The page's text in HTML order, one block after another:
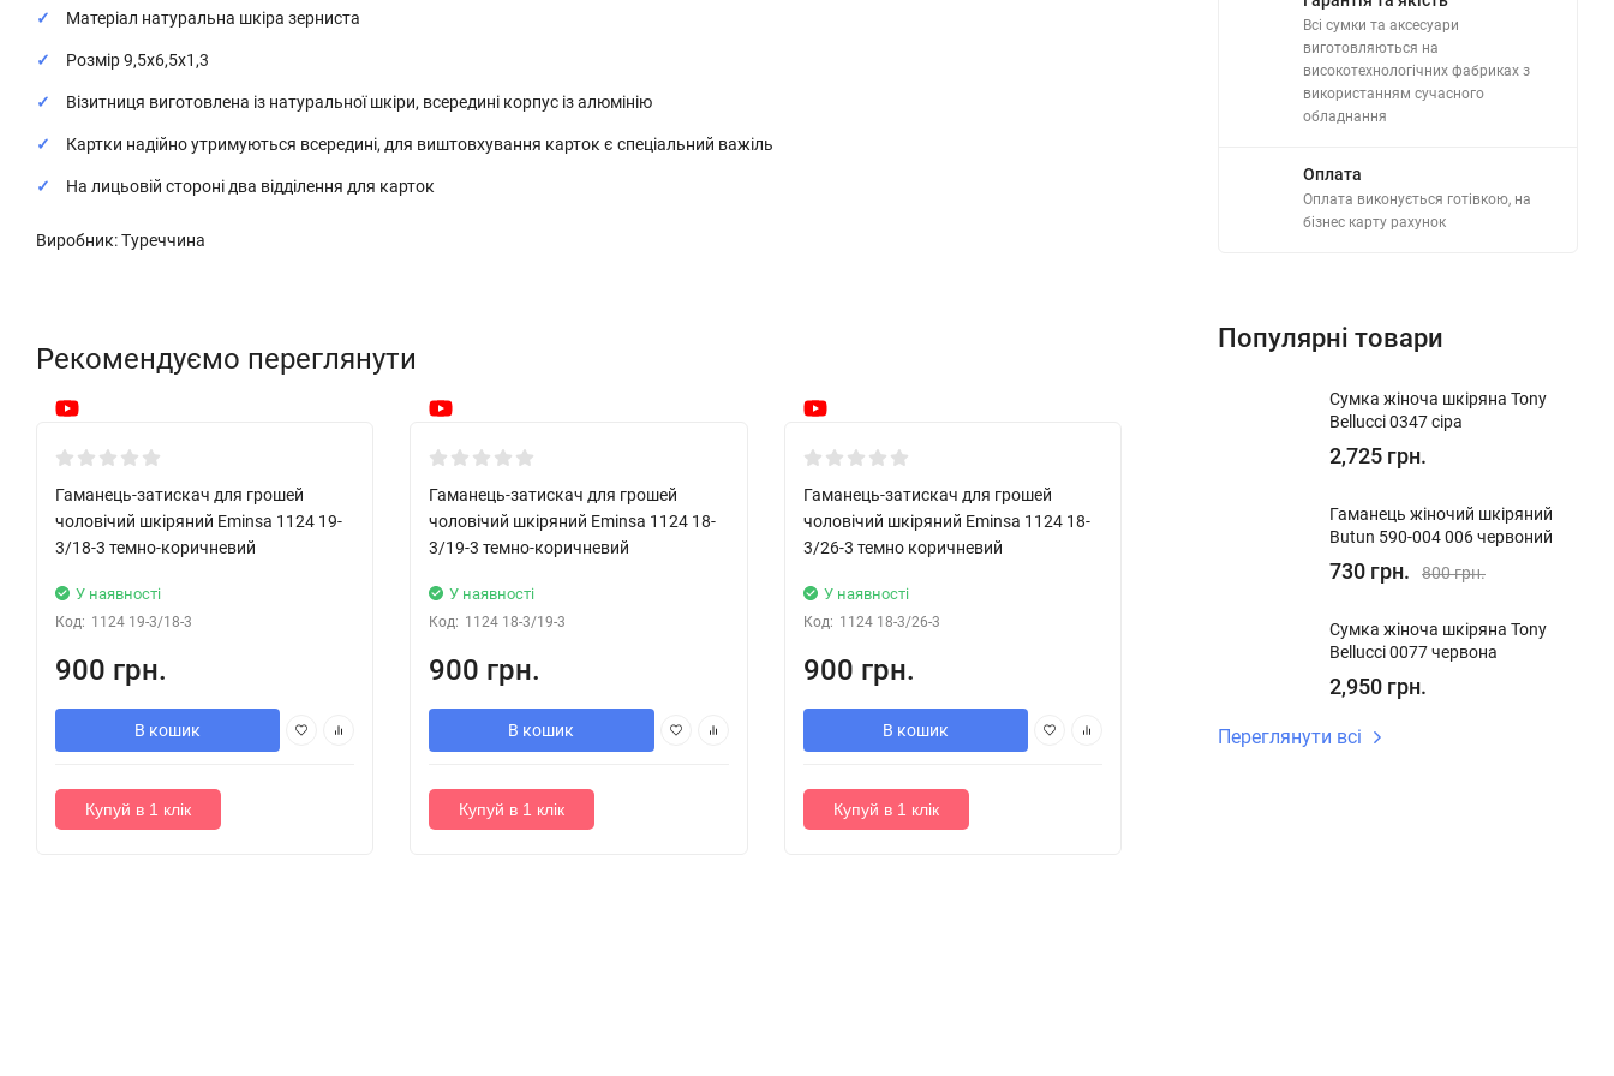
Матеріал натуральна шкіра зерниста
Розмір 9,5х6,5х1,3
Візитниця виготовлена із натуральної шкіри, всередині корпус із алюмінію
Картки надійно утримуються всередині, для виштовхування карток є спеціальний важіль
На лицьовій стороні два відділення для карток
Виробник: Туреччина
Рекомендуємо переглянути
Новинка!
Гаманець-затискач для грошей
чоловічий шкіряний Eminsa 1124 19-
3/18-3 темно-коричневий
У наявності
Код: 1124 19-3/18-3
900 грн.
В кошик
Купуй в 1 клік
Новинка!
Гаманець-затискач для грошей
чоловічий шкіряний Eminsa 1124 18-
3/19-3 темно-коричневий
У наявності
Код: 1124 18-3/19-3
900 грн.
В кошик
Купуй в 1 клік
Новинка!
Гаманець-затискач для грошей
чоловічий шкіряний Eminsa 1124 18-
3/26-3 темно коричневий
У наявності
Код: 1124 18-3/26-3
900 грн.
В кошик
Купуй в 1 клік
чоловічий шкіряний Eminsa 1124 4-
В кошик
Eminsa
Всі сумки та аксесуари
виготовляються на
високотехнологічних фабриках з
використанням сучасного
обладнання
Оплата
Оплата виконується готівкою, на
бізнес карту рахунок
Популярні товари
​Сумка жіноча шкіряна Tony
Bellucci 0347 сіра
2,725 грн.
​Гаманець жіночий шкіряний
Butun 590-004 006 червоний
730 грн. 800 грн.
Сумка жіноча шкіряна Tony
Bellucci 0077 червона
2,950 грн.
Переглянути всі